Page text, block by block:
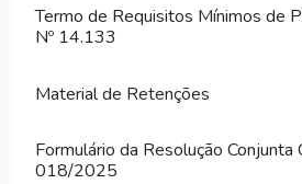
Termo de Requisitos Mínimos de
Nº 14.133
Material de Retenções
Formulário da Resolução Conjunta
018/2025